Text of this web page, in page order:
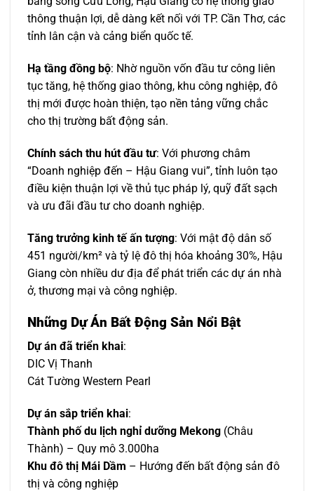
thông thuận lợi, dễ dàng kết nối với TP. Cần Thơ, các
tỉnh lân cận và cảng biển quốc tế.
Hạ tầng đồng bộ: Nhờ nguồn vốn đầu tư công liên
tục tăng, hệ thống giao thông, khu công nghiệp, đô
thị mới được hoàn thiện, tạo nền tảng vững chắc
cho thị trường bất động sản.
Chính sách thu hút đầu tư: Với phương châm
“Doanh nghiệp đến – Hậu Giang vui”, tỉnh luôn tạo
điều kiện thuận lợi về thủ tục pháp lý, quỹ đất sạch
và ưu đãi đầu tư cho doanh nghiệp.
Tăng trưởng kinh tế ấn tượng: Với mật độ dân số
451 người/km² và tỷ lệ đô thị hóa khoảng 30%, Hậu
Giang còn nhiều dư địa để phát triển các dự án nhà
ở, thương mại và công nghiệp.
Những Dự Án Bất Động Sản Nổi Bật
Dự án đã triển khai:
DIC Vị Thanh
Cát Tường Western Pearl
Dự án sắp triển khai:
Thành phố du lịch nghỉ dưỡng Mekong (Châu
Thành) – Quy mô 3.000ha
Khu đô thị Mái Dầm – Hướng đến bất động sản đô
thị và công nghiệp